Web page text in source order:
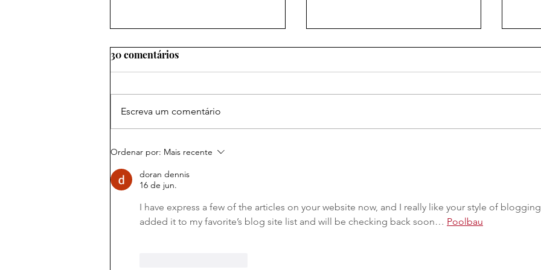
Marca Amazônia conquista
estados da floresta ao maior
palco mundial da
criatividade
primeira escola da rede na
América do Sul
30 comentários
Escreva um comentário
Ordenar por: Mais recente
doran dennis
16 de jun.
I have express a few of the articles on your website now, and I really like your style of
added it to my favorite’s blog site list and will be checking back soon… Poolbau